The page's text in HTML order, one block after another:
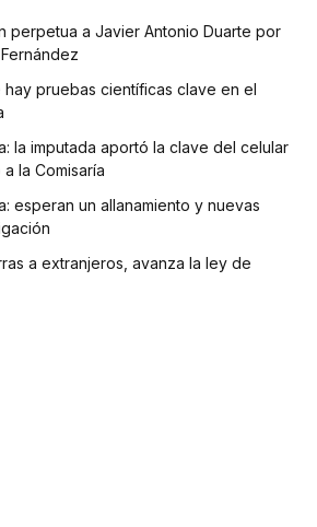
perpetua a Javier Antonio Duarte por
hay pruebas científicas clave en el
la imputada aportó la clave del celular
la Comisaría
esperan un allanamiento y nuevas
a extranjeros, avanza la ley de